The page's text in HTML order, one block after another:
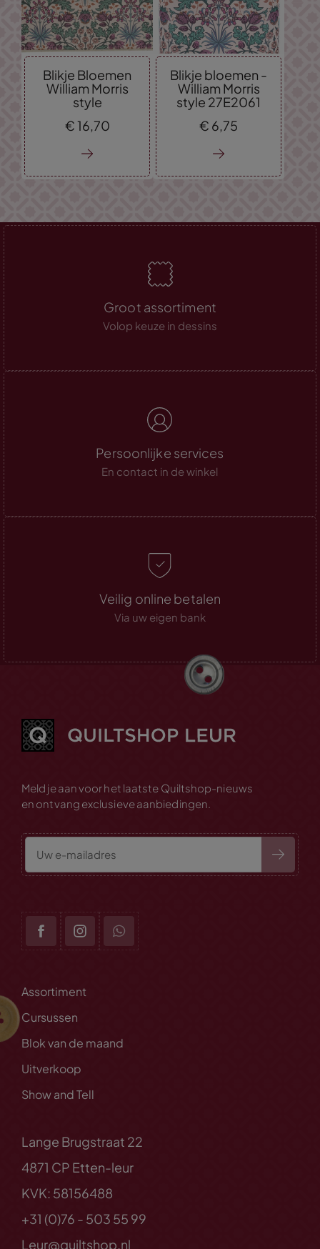
Blikje Bloemen
William Morris
style
€16, 70
Blikje bloemen -
William Morris
style 27E2061
€ 6, 75
Groot assortiment
Volop keuze in dessins
Persoonlijke services
En contact in de winkel
Veilig online betalen
Via uw eigen bank
Meld je aan voor het laatste Quiltshop-nieuws
en ontvang exclusieve aanbiedingen.
Assortiment
Cursussen
Blok van de maand
Uitverkoop
Show and Tell
Lange Brugstraat 22
4871 CP Etten-leur
KVK: 58156488
+31 (0)76 - 503 55 99
Leur@quiltshop.nl